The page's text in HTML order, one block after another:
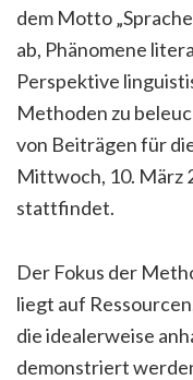
dem Motto
ab, Phänomene
Perspektive
Methoden zu
von Beiträgen für
Mittwoch, 10. März
stattfindet.
Der Fokus der
liegt auf
die idealerweise
demonstriert